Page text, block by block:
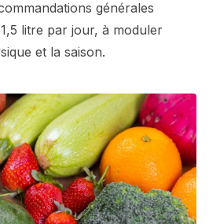
générales
litre par jour, à moduler
et la saison.